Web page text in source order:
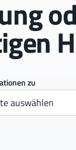
zu
auswählen